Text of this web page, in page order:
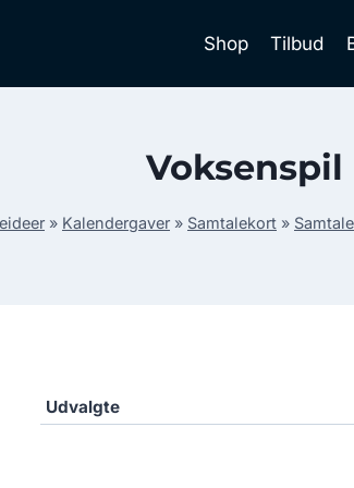
Shop Tilbud
Voksenspil
» Kalendergaver » Samtalekort »